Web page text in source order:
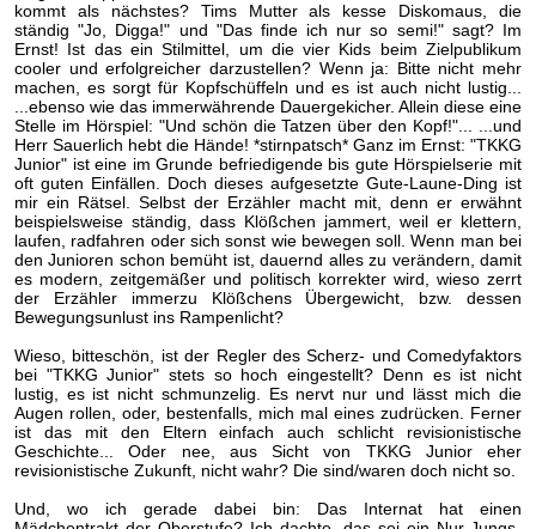
kommt als nächstes? Tims Mutter als kesse Diskomaus, die
ständig "Jo, Digga!" und "Das finde ich nur so semi!" sagt? Im
Ernst! Ist das ein Stilmittel, um die vier Kids beim Zielpublikum
cooler und erfolgreicher darzustellen? Wenn ja: Bitte nicht mehr
machen, es sorgt für Kopfschüffeln und es ist auch nicht lustig...
...ebenso wie das immerwährende Dauergekicher. Allein diese eine
Stelle im Hörspiel: "Und schön die Tatzen über den Kopf!"... ...und
Herr Sauerlich hebt die Hände! *stirnpatsch* Ganz im Ernst: "TKKG
Junior" ist eine im Grunde befriedigende bis gute Hörspielserie mit
oft guten Einfällen. Doch dieses aufgesetzte Gute-Laune-Ding ist
mir ein Rätsel. Selbst der Erzähler macht mit, denn er erwähnt
beispielsweise ständig, dass Klößchen jammert, weil er klettern,
laufen, radfahren oder sich sonst wie bewegen soll. Wenn man bei
den Junioren schon bemüht ist, dauernd alles zu verändern, damit
es modern, zeitgemäßer und politisch korrekter wird, wieso zerrt
der Erzähler immerzu Klößchens Übergewicht, bzw. dessen
Bewegungsunlust ins Rampenlicht?
Wieso, bitteschön, ist der Regler des Scherz- und Comedyfaktors
bei "TKKG Junior" stets so hoch eingestellt? Denn es ist nicht
lustig, es ist nicht schmunzelig. Es nervt nur und lässt mich die
Augen rollen, oder, bestenfalls, mich mal eines zudrücken. Ferner
ist das mit den Eltern einfach auch schlicht revisionistische
Geschichte... Oder nee, aus Sicht von TKKG Junior eher
revisionistische Zukunft, nicht wahr? Die sind/waren doch nicht so.
Und, wo ich gerade dabei bin: Das Internat hat einen